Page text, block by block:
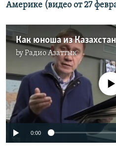
Америке (видео от 27
byРадио Азаттык
No media source
0:00